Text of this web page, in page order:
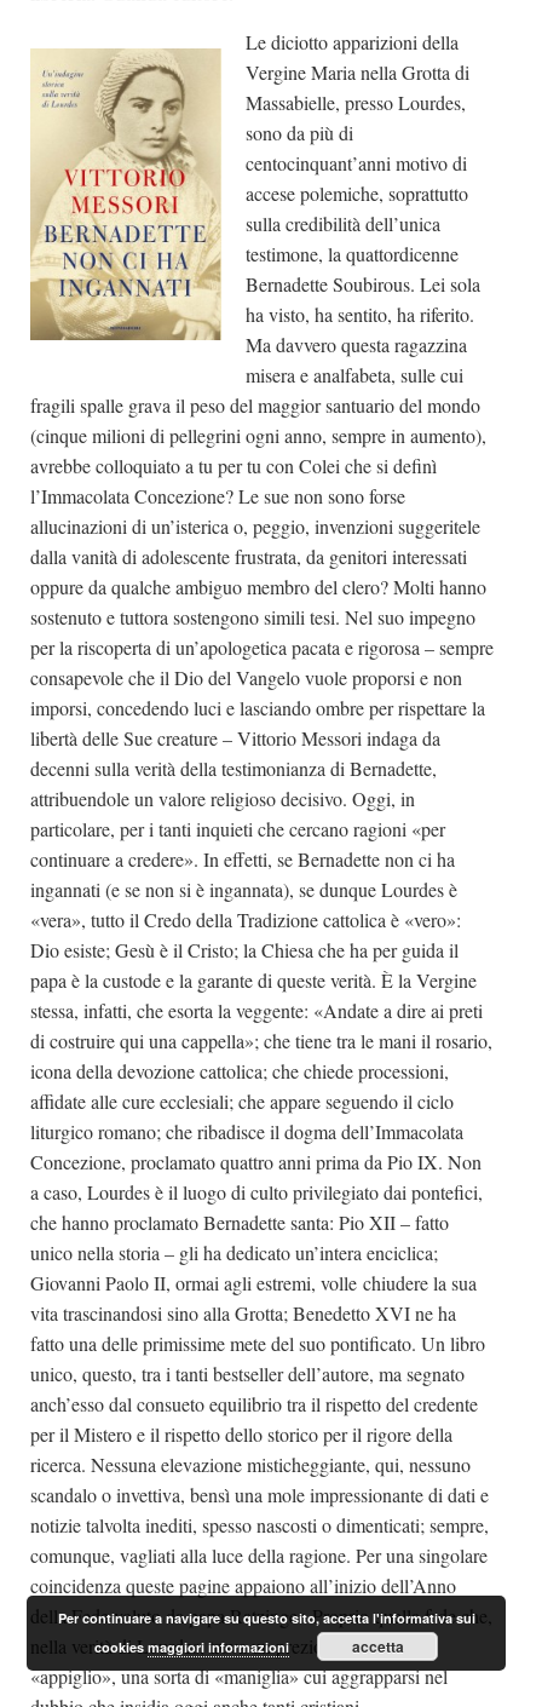
Le diciotto apparizioni della
Vergine Maria nella Grotta di
Massabielle, presso Lourdes,
sono da più di
centocinquant’anni motivo di
accese polemiche, soprattutto
sulla credibilità dell’unica
testimone, la quattordicenne
Bernadette Soubirous. Lei sola
ha visto, ha sentito, ha riferito.
Ma davvero questa ragazzina
misera e analfabeta, sulle cui
fragili spalle grava il peso del maggior santuario del mondo
(cinque milioni di pellegrini ogni anno, sempre in aumento),
avrebbe colloquiato a tu per tu con Colei che si definì
l’Immacolata Concezione? Le sue non sono forse
allucinazioni di un’isterica o, peggio, invenzioni suggeritele
dalla vanità di adolescente frustrata, da genitori interessati
oppure da qualche ambiguo membro del clero? Molti hanno
sostenuto e tuttora sostengono simili tesi. Nel suo impegno
per la riscoperta di un’apologetica pacata e rigorosa – sempre
consapevole che il Dio del Vangelo vuole proporsi e non
imporsi, concedendo luci e lasciando ombre per rispettare la
libertà delle Sue creature – Vittorio Messori indaga da
decenni sulla verità della testimonianza di Bernadette,
attribuendole un valore religioso decisivo. Oggi, in
particolare, per i tanti inquieti che cercano ragioni «per
continuare a credere». In effetti, se Bernadette non ci ha
ingannati (e se non si è ingannata), se dunque Lourdes è
«vera», tutto il Credo della Tradizione cattolica è «vero»:
Dio esiste; Gesù è il Cristo; la Chiesa che ha per guida il
papa è la custode e la garante di queste verità. È la Vergine
stessa, infatti, che esorta la veggente: «Andate a dire ai preti
di costruire qui una cappella»; che tiene tra le mani il rosario,
icona della devozione cattolica; che chiede processioni,
affidate alle cure ecclesiali; che appare seguendo il ciclo
liturgico romano; che ribadisce il dogma dell’Immacolata
Concezione, proclamato quattro anni prima da Pio IX. Non
a caso, Lourdes è il luogo di culto privilegiato dai pontefici,
che hanno proclamato Bernadette santa: Pio XII – fatto
unico nella storia – gli ha dedicato un’intera enciclica;
Giovanni Paolo II, ormai agli estremi, volle chiudere la sua
vita trascinandosi sino alla Grotta; Benedetto XVI ne ha
fatto una delle primissime mete del suo pontificato. Un libro
unico, questo, tra i tanti bestseller dell’autore, ma segnato
anch’esso dal consueto equilibrio tra il rispetto del credente
per il Mistero e il rispetto dello storico per il rigore della
ricerca. Nessuna elevazione misticheggiante, qui, nessuno
scandalo o invettiva, bensì una mole impressionante di dati e
notizie talvolta inediti, spesso nascosti o dimenticati; sempre,
comunque, vagliati alla luce della ragione. Per una singolare
coincidenza queste pagine appaiono all’inizio dell’Anno
della Fede voluto da papa Ratzinger. Proprio quella fede che,
nella verità di Lourdes, trova un prezioso e solido
«appiglio», una sorta di «maniglia» cui aggrapparsi nel
Per continuare a navigare su questo sito, accetta l'informativa sui
cookiesmaggiori informazioni accetta